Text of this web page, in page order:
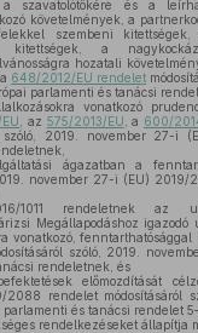
a szavatolótőkére és a
követelmények, a
szembeni
kitettségek, a
hozatali
648/2012/EU rendelet
parlamenti és tanácsi
vonatkozó
, az 575/2013/EU , a 600/
szóló, 2019. november 27-i
ágazatban a
november 27-i (EU) 2019/
rendeletnek az
Megállapodáshoz igazodó
vonatkozó, fenntarthatósággal
szóló, 2019.
rendeletnek, és
előmozdítását
2088 rendelet módosításáról
és tanácsi rendelet
rendelkezéseket állapítja